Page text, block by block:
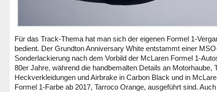
Für das Track-Thema hat man sich der eigenen Formel 1-
bedient. Der Grundton Anniversary White entstammt einer
Sonderlackierung nach dem Vorbild der McLaren Formel 1-
80er Jahre, während die handbemalten Details an Motorhaube,
Heckverkleidungen und Airbrake in Carbon Black und in
Formel 1-Farbe ab 2017, Tarroco Orange, ausgeführt sind.